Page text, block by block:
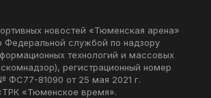
новостей «Тюменская арена»
Федеральной службой по надзору
технологий и массовых
регистрационный номер
ФС77-81090 от 25 мая 2021 г.
«Тюменское время».